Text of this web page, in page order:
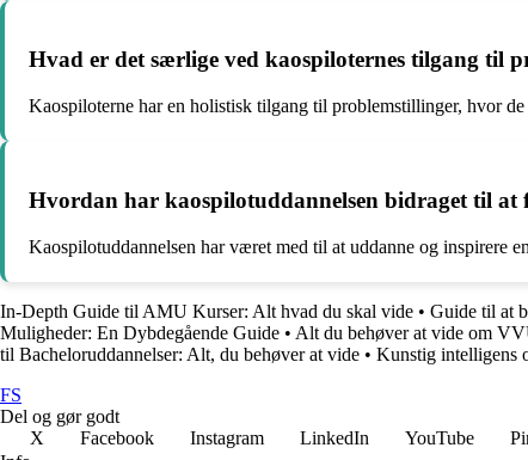
Hvad er det særlige ved kaospiloternes tilgang til
Kaospiloterne har en holistisk tilgang til problemstillinger, hvor
Hvordan har kaospilotuddannelsen bidraget til at
Kaospilotuddannelsen har været med til at uddanne og inspirere
In-Depth Guide til AMU Kurser: Alt hvad du skal vide • Guide til at
Muligheder: En Dybdegående Guide • Alt du behøver at vide om
til Bacheloruddannelser: Alt, du behøver at vide • Kunstig intelligens
FS
Del og gør godt
X
Facebook Instagram LinkedIn YouTube